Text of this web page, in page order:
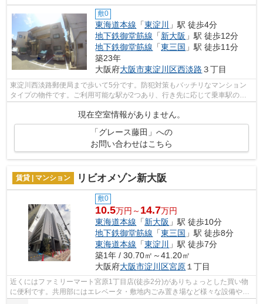
敷0
東海道本線 「東淀川
」駅 徒歩4分
地下鉄御堂筋線 「新大阪 」駅 徒歩12分
地下鉄御堂筋線 「東三国 」駅 徒歩11分
築23年
大阪府大阪市東淀川区西淡路 ３丁目
東淀川西淡路郵便局まで歩いて5分です。防犯対策もバッチリなマンション
タイプの物件です。ご利用可能な駅が2つあり、行き先に応じて乗車駅の使
い分けができます。外観タイル張りの物...
現在空室情報がありません。
「グレース藤田」への
お問い合わせはこちら
賃貸 | マンション リビオメゾン新大阪
敷0
10.5万円～ 14.7万円
東海道本線 「新大阪 」駅 徒歩10分
地下鉄御堂筋線 「東三国 」駅 徒歩8分
東海道本線 「東淀川 」駅 徒歩7分
築1年 / 30.70㎡～41.20㎡
大阪府大阪市淀川区宮原 １丁目
近くにはファミリーマート宮原1丁目店(徒歩2分)がありちょっとした買い物
に便利です。共用部にはエレベータ・敷地内ごみ置き場など様々な設備やサ